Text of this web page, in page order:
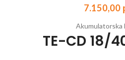
7.150,00
Akumulatorska
TE-CD 18/